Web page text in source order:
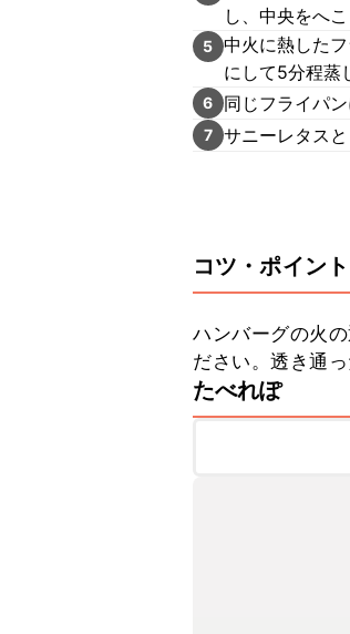
し、中央をへこ
5 中火に熱した
にして5分程蒸
6 同じフライパ
7 サニーレタス
コツ・ポイント
ハンバーグの火
ださい。透き通
たべれぽ